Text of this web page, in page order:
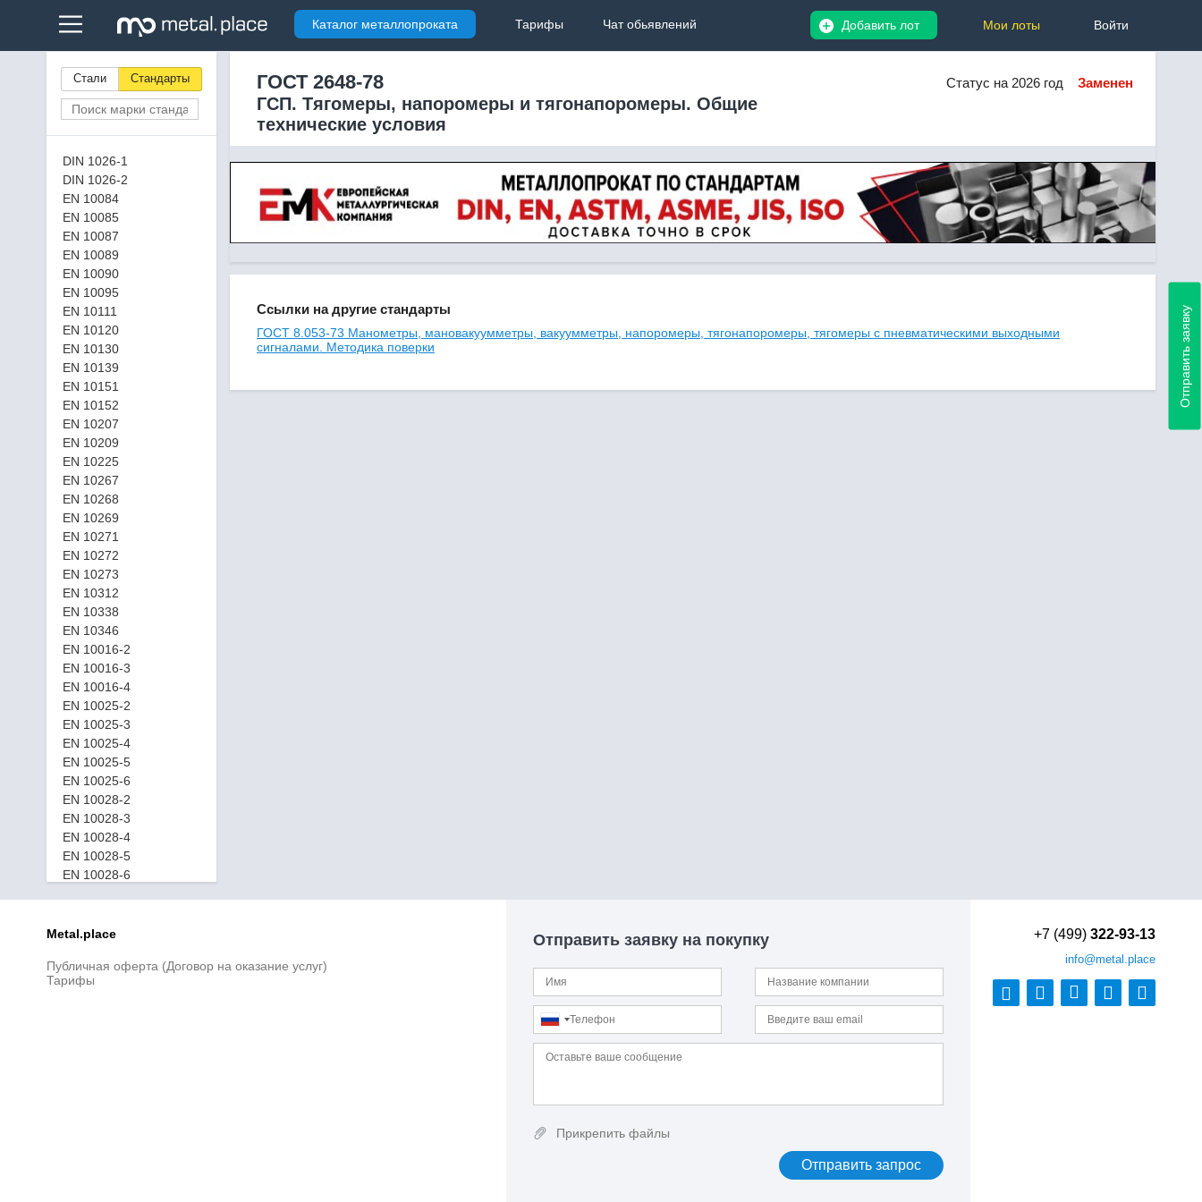
Каталог металлопроката Тарифы Чат обьявлений Войти
Мои лоты
Добавить лот
Стали Стандарты
DIN 1026-1
DIN 1026-2
EN 10084
EN 10085
EN 10087
EN 10089
EN 10090
EN 10095
EN 10111
EN 10120
EN 10130
EN 10139
EN 10151
EN 10152
EN 10207
EN 10209
EN 10225
EN 10267
EN 10268
EN 10269
EN 10271
EN 10272
EN 10273
EN 10312
EN 10338
EN 10346
EN 10016-2
EN 10016-3
EN 10016-4
EN 10025-2
EN 10025-3
EN 10025-4
EN 10025-5
EN 10025-6
EN 10028-2
EN 10028-3
EN 10028-4
EN 10028-5
EN 10028-6
EN 10083-3
EN 10132-2
EN 10132-3
ГОСТ 2648-78
ГСП. Тягомеры, напоромеры и тягонапоромеры. Общие
технические условия
Статус на 2026 год Заменен
Ссылки на другие стандарты
ГОСТ 8.053-73 Манометры, мановакуумметры, вакуумметры, напоромеры, тягонапоромеры, тягомеры с пневматическими выходными
сигналами. Методика поверки
Metal.place
Публичная оферта (Договор на оказание услуг)
Тарифы
Отправить заявку на покупку
Прикрепить файлы
Отправить заявку
+7 (499) 322-93-13
info@metal.place